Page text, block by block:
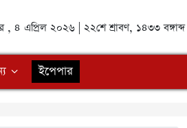
, ৪ এপ্রিল ২০২৬ | ২২শে শ্রাবণ, ১৪৩৩
ইপেপার